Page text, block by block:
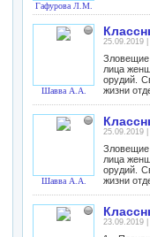
Гафурова Л.М.
Шавва А.А.
25.09.2019
лица
орудий.
жизни
Шавва А.А.
25.09.2019
лица
орудий.
жизни
23.09.2019